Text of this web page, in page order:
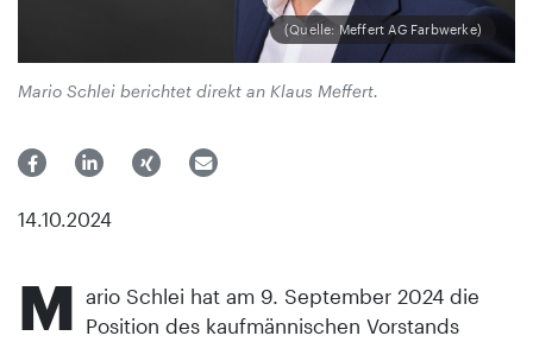
(Quelle: Meffert AG Farbwerke)
Mario Schlei berichtet direkt an Klaus Meffert.
14.10.2024
M ario Schlei hat am 9. September 2024 die
Position des kaufmännischen Vorstands